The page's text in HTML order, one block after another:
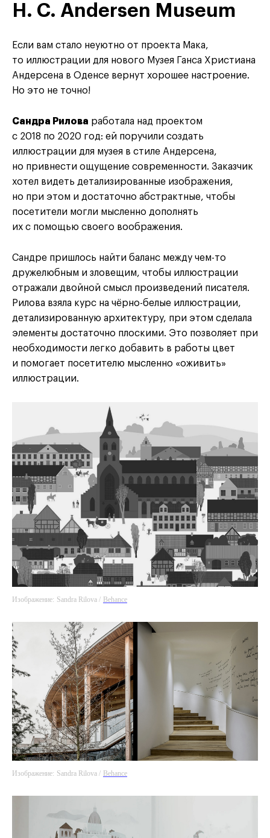
H. C. Andersen Museum
Если вам стало неуютно от проекта Мака,
то иллюстрации для нового Музея Ганса Христиана
Андерсена в Оденсе вернут хорошее настроение.
Но это не точно!
Сандра Рилова работала над проектом
с 2018 по 2020 год: ей поручили создать
иллюстрации для музея в стиле Андерсена,
но привнести ощущение современности. Заказчик
хотел видеть детализированные изображения,
но при этом и достаточно абстрактные, чтобы
посетители могли мысленно дополнять
их с помощью своего воображения.
Сандре пришлось найти баланс между чем-то
дружелюбным и зловещим, чтобы иллюстрации
отражали двойной смысл произведений писателя.
Рилова взяла курс на чёрно-белые иллюстрации,
детализированную архитектуру, при этом сделала
элементы достаточно плоскими. Это позволяет при
необходимости легко добавить в работы цвет
и помогает посетителю мысленно «оживить»
иллюстрации.
Изображение: Sandra Rilova / Behance
Изображение: Sandra Rilova / Behance